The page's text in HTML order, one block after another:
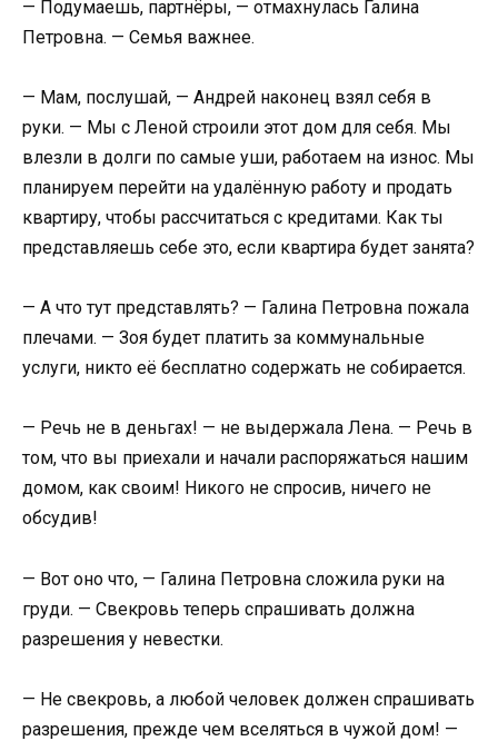
— Подумаешь, партнёры, — отмахнулась Галина
Петровна. — Семья важнее.
— Мам, послушай, — Андрей наконец взял себя в
руки. — Мы с Леной строили этот дом для себя. Мы
влезли в долги по самые уши, работаем на износ. Мы
планируем перейти на удалённую работу и продать
квартиру, чтобы рассчитаться с кредитами. Как ты
представляешь себе это, если квартира будет занята?
— А что тут представлять? — Галина Петровна пожала
плечами. — Зоя будет платить за коммунальные
услуги, никто её бесплатно содержать не собирается.
— Речь не в деньгах! — не выдержала Лена. — Речь в
том, что вы приехали и начали распоряжаться нашим
домом, как своим! Никого не спросив, ничего не
обсудив!
— Вот оно что, — Галина Петровна сложила руки на
груди. — Свекровь теперь спрашивать должна
разрешения у невестки.
— Не свекровь, а любой человек должен спрашивать
разрешения, прежде чем вселяться в чужой дом! —